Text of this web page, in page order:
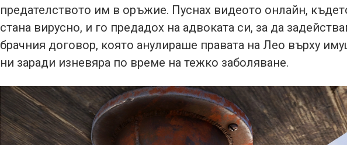
предателството им в оръжие. Пуснах видеото онлайн,
стана вирусно, и го предадох на адвоката си, за да
брачния договор, която анулираше правата на Лео върху
ни заради изневяра по време на тежко заболяване.